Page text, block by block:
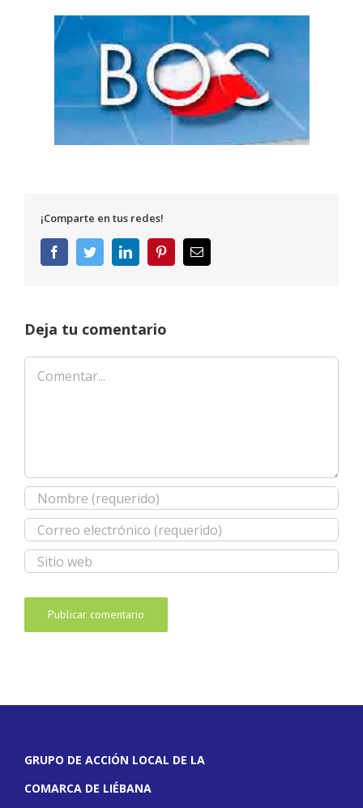
¡Comparte en tus redes!
FacebookTwitterLinkedInPinterestCorreo
electrónico
Deja tu comentario
Comentar
GRUPO DE ACCIÓN LOCAL DE LA
COMARCA DE LIÉBANA